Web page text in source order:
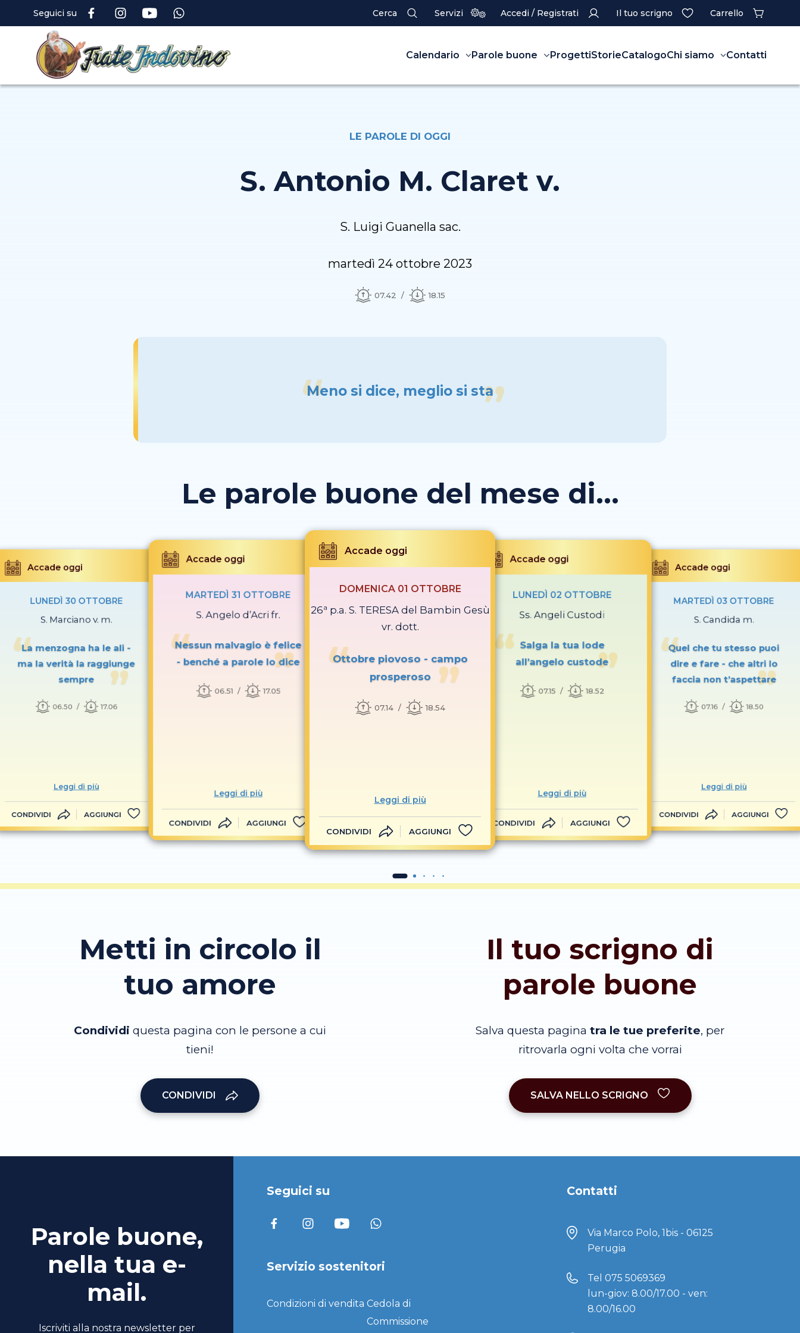
Seguici su Cerca Servizi Accedi / Registrati Il tuo scrigno Carrello
Calendario Parole buone ProgettiStorieCatalogoChi siamo Contatti
LE PAROLE DI OGGI
S. Antonio M. Claret v.
S. Luigi Guanella sac.
martedì 24 ottobre 2023
07.42 18.15
Meno si dice, meglio si sta
Le parole buone del mese di...
Accade oggi
LUNEDÌ 30 OTTOBRE
S. Marciano v. m.
La menzogna ha le ali -
ma la verità la raggiunge
sempre
06.50 17.06
Leggi di più
CONDIVIDI AGGIUNGI
Accade oggi
MARTEDÌ 31 OTTOBRE
S. Angelo d’Acri fr.
Nessun malvagio è felice
- benché a parole lo dice
06.51 17.05
Leggi di più
CONDIVIDI AGGIUNGI
Accade oggi
DOMENICA 01 OTTOBRE
26ª p.a. S. TERESA del Bambin Gesù
vr. dott.
Ottobre piovoso - campo
prosperoso
07.14 18.54
Leggi di più
CONDIVIDI AGGIUNGI
Accade oggi
LUNEDÌ 02 OTTOBRE
Ss. Angeli Custodi
Salga la tua lode
all’angelo custode
07.15 18.52
Leggi di più
CONDIVIDI AGGIUNGI
Accade oggi
MARTEDÌ 03 OTTOBRE
S. Candida m.
Quel che tu stesso puoi
dire e fare - che altri lo
faccia non t’aspettare
07.16 18.50
Leggi di più
CONDIVIDI AGGIUNGI
Metti in circolo il
tuo amore
Condividi questa pagina con le persone a cui
tieni!
CONDIVIDI
Il tuo scrigno di
parole buone
Salva questa pagina tra le tue preferite, per
ritrovarla ogni volta che vorrai
SALVA NELLO SCRIGNO
Parole buone,
nella tua e-
mail.
Iscriviti alla nostra newsletter per
Seguici su
Servizio sostenitori
Condizioni di vendita Cedola di
Commissione
Contatti
Via Marco Polo, 1bis - 06125
Perugia
Tel 075 5069369
lun-giov: 8.00/17.00 - ven:
8.00/16.00